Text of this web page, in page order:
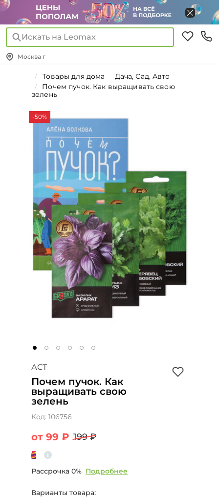
Искать на Leomax
Москва г
Товары для дома
Дача, Сад, Авто
Почем пучок. Как выращивать свою
зелень
-50%
АСТ
Почем пучок. Как
выращивать свою
зелень
Код: 106756
от 99 ₽ 199 ₽
Рассрочка 0% Подробнее
Варианты товара: